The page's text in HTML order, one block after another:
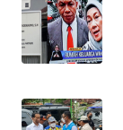
WN
MAJALENGKA
WN
SUBANG